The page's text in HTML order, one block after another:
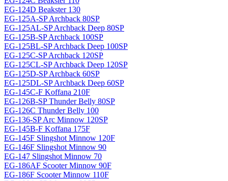
EG-124D Beakster 130
EG-125A-SP Archback 80SP
EG-125AL-SP Archback Deep 80SP
EG-125B-SP Archback 100SP
EG-125BL-SP Archback Deep 100SP
EG-125C-SP Archback 120SP
EG-125CL-SP Archback Deep 120SP
EG-125D-SP Archback 60SP
EG-125DL-SP Archback Deep 60SP
EG-145C-F Koffana 210F
EG-126B-SP Thunder Belly 80SP
EG-126C Thunder Belly 100
EG-136-SP Arc Minnow 120SP
EG-145B-F Koffana 175F
EG-145F Slingshot Minnow 120F
EG-146F Slingshot Minnow 90
EG-147 Slingshot Minnow 70
EG-186AF Scooter Minnow 90F
EG-186F Scooter Minnow 110F